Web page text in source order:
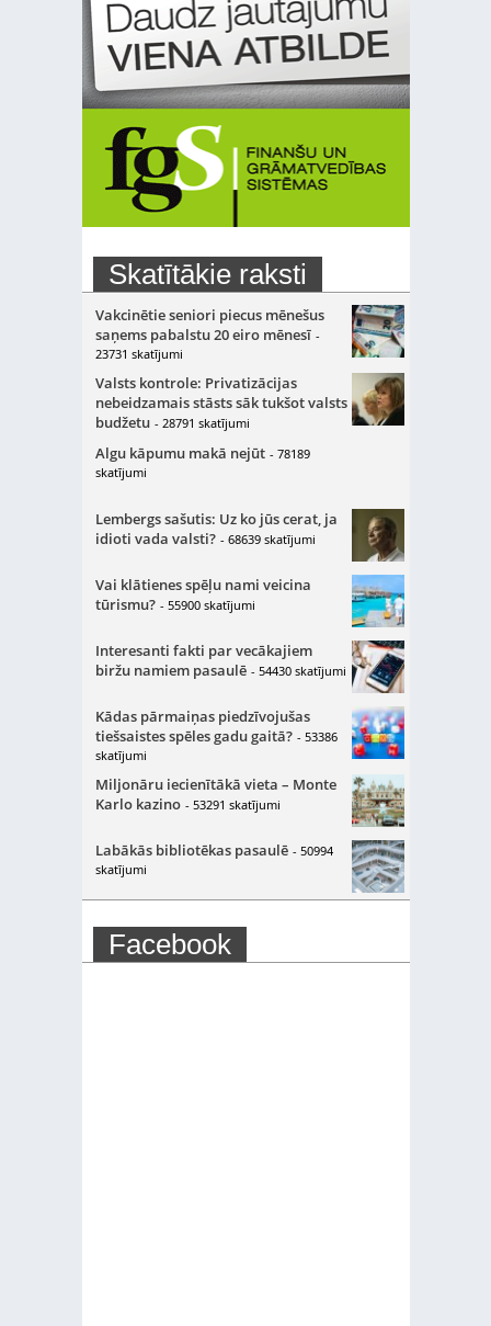
Skatītākie raksti
Vakcinētie seniori piecus mēnešus
saņems pabalstu 20 eiro mēnesī -
23731 skatījumi
Valsts kontrole: Privatizācijas
nebeidzamais stāsts sāk tukšot valsts
budžetu - 28791 skatījumi
Algu kāpumu makā nejūt - 78189
skatījumi
Lembergs sašutis: Uz ko jūs cerat, ja
idioti vada valsti? - 68639 skatījumi
Vai klātienes spēļu nami veicina
tūrismu? - 55900 skatījumi
Interesanti fakti par vecākajiem
biržu namiem pasaulē - 54430 skatījumi
Kādas pārmaiņas piedzīvojušas
tiešsaistes spēles gadu gaitā? - 53386
skatījumi
Miljonāru iecienītākā vieta – Monte
Karlo kazino - 53291 skatījumi
Labākās bibliotēkas pasaulē - 50994
skatījumi
Facebook